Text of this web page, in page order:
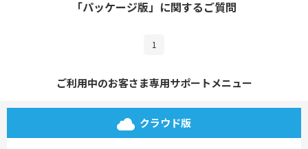
「パッケージ版」に関するご質問
1
ご利用中のお客さま専用サポートメニュー
クラウド版